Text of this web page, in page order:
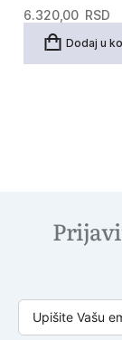
6.320,00 RSD
Dodaj u